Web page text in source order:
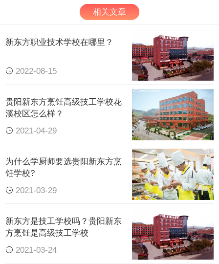
汇聚天下教师、特聘海外教师教学，培养厨师精
英！
学校简介
位于贵阳市小河平桥金碧湾1号、贵阳市花溪区孟
关大道30号的孟关校区，贵阳市白云区白云北路金
银路5号的白云校区，遵义市播州区和平大道的遵
相关文章
新东方职业技术学校在哪里？
2022-08-15
贵阳新东方烹饪高级技工学校花
溪校区怎么样？
2021-04-29
为什么学厨师要选贵阳新东方烹
饪学校?
2021-03-29
新东方是技工学校吗？贵阳新东
方烹饪是高级技工学校
2021-03-24